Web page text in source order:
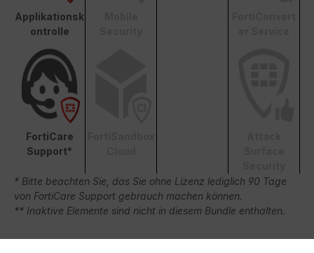
Applikationsk
ontrolle
FortiCare
Support*
* Bitte beachten Sie, das Sie ohne Lizenz lediglich 90 Tage
von FortiCare Support gebrauch machen können.
** Inaktive Elemente sind nicht in diesem Bundle enthalten.